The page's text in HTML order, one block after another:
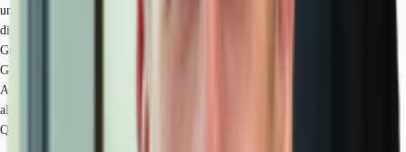
und einem individuell zugeschnittenem Service-Angebot aus . Zudem bilden
die Möglichkeit der flexiblen Raumgestaltung, sowie eine bereits vorhandene
Grundausstattung zu einer optimalen Grundlage für ihre neuen
Geschäftsräume.
Auf Anfrage können Lagerflächen (6,50 €/m² mtl.) angemietet werden. Bei
allen Flächen wird eine mtl. Geothermie Pauschale von EUR 1,59 pro
Quadratmeter erhoben.